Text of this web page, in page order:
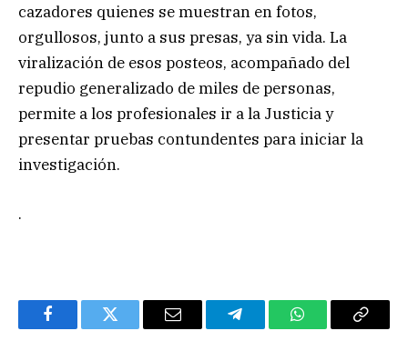
cazadores quienes se muestran en fotos,
orgullosos, junto a sus presas, ya sin vida. La
viralización de esos posteos, acompañado del
repudio generalizado de miles de personas,
permite a los profesionales ir a la Justicia y
presentar pruebas contundentes para iniciar la
investigación.
.
FacebookTwitter Email TelegramWhatsAppCopy